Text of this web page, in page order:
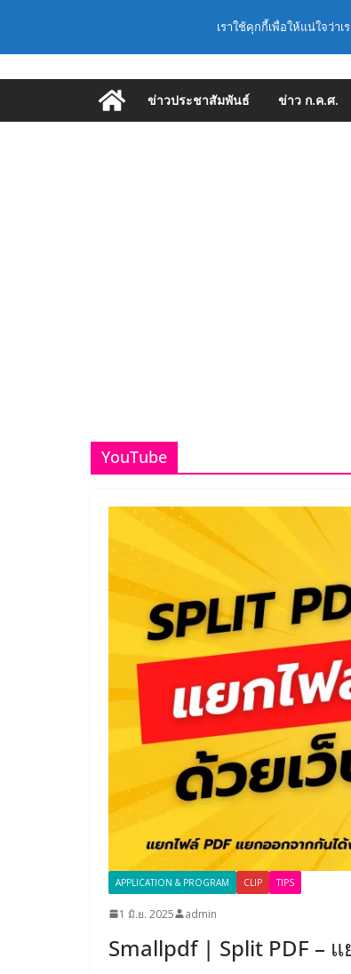
วันอาทิตย์, สิงหาคม 9, 2026 Latest: ก.ค.ศ. เห็
และแต่งตั้
อำนวยก
ก.ค.ศ. |
และแต่ง
อำนวยกา
ข่าวประชาสัมพันธ์ ข่าว ก.ค.ศ.
YouTube
APPLICATION & PROGRAM CLIP TIPS
1 มิ.ย. 2025 admin
Smallpdf | Split PDF –
เราใช้คุกกี้เพื่อให้แน่ใจว่